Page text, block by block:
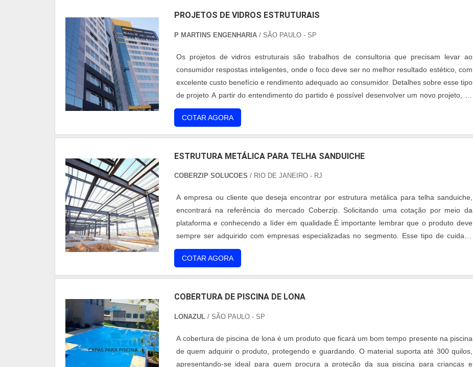
PROJETOS DE VIDROS ESTRUTURAIS
P MARTINS ENGENHARIA/ SÃO PAULO - SP
Os projetos de vidros estruturais são trabalhos de consultoria que precisam levar ao
consumidor respostas inteligentes, onde o foco deve ser no melhor resultado estético, com
excelente custo benefício e rendimento adequado ao consumidor. Detalhes sobre esse tipo
de projeto A partir do entendimento do partido é possível desenvolver um novo projeto, as
ideias iniciais de produto e o mercado em que será colocado. Deste modo, é factível
afirmar que n....
COTAR AGORA
ESTRUTURA METÁLICA PARA TELHA SANDUICHE
COBERZIP SOLUCOES / RIO DE JANEIRO - RJ
A empresa ou cliente que deseja encontrar por estrutura metálica para telha sanduiche,
encontrará na referência do mercado Coberzip. Solicitando uma cotação por meio da
plataforma e conhecendo a líder em qualidade.É importante lembrar que o produto deve
sempre ser adquirido com empresas especializadas no segmento. Esse tipo de cuidado
ajuda a garantir a qualidade e durabilidade dos materiais, além de evitar prejuízos com
substituições frequentes de peças defeituosas. Assim, é possível poupar gastos
desnecessários.sOBRE ESTRUTURA METÁLICA PARA TELHA SANDUICHEQuem está a
com a Coberzip. Com grande know-how focado em reformas/retrofit e telha zipada,
garantindo o que há de melhor na atualidade.Ainda tratando-se de estrutura metálica para
ótima qualidade e excelente custo-benefício, pequenos detalhes, mas de grande valia para
saber a procedência e seriedade da empresa.Existem muitas formas diferentes de
demonstrar conhecimento e autoridade em sua área de atuação. Por que a Coberzip é a
COTAR AGORA
COBERTURA DE PISCINA DE LONA
LONAZUL/ SÃO PAULO - SP
A cobertura de piscina de lona é um produto que ficará um bom tempo presente na piscina
de quem adquirir o produto, protegendo e guardando. O material suporta até 300 quilos,
apresentando-se ideal para quem procura a proteção da sua piscina para crianças e